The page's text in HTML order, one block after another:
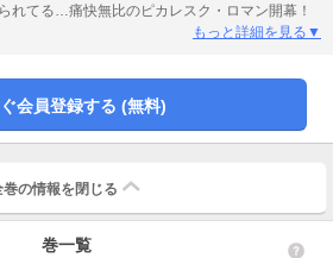
てる…痛快無比のピカレスク・ロマン開幕！
もっと詳細を見る▼
会員登録する (無料)
巻の情報を 閉じる
巻一覧